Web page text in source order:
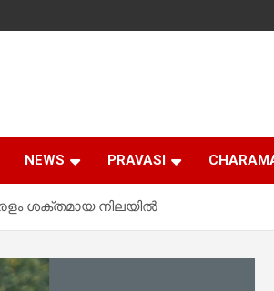
NEWS PRAVASI
ശക്തമായ നിലയിൽ